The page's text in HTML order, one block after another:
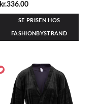
kr.336.00
SE PRISEN HOS
FASHIONBYSTRAND